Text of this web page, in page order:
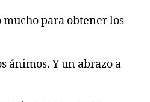
mucho para obtener los
ánimos. Y un abrazo a